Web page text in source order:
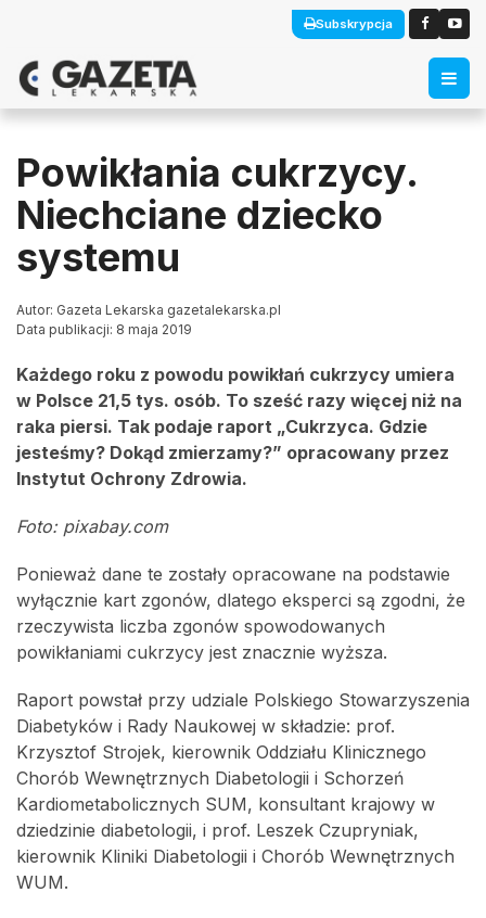
Subskrypcja
Powikłania cukrzycy.
Niechciane dziecko
systemu
Autor: Gazeta Lekarska gazetalekarska.pl
Data publikacji: 8 maja 2019
Każdego roku z powodu powikłań cukrzycy umiera
w Polsce 21,5 tys. osób. To sześć razy więcej niż na
raka piersi. Tak podaje raport „Cukrzyca. Gdzie
jesteśmy? Dokąd zmierzamy?” opracowany przez
Instytut Ochrony Zdrowia.
Foto: pixabay.com
Ponieważ dane te zostały opracowane na podstawie
wyłącznie kart zgonów, dlatego eksperci są zgodni, że
rzeczywista liczba zgonów spowodowanych
powikłaniami cukrzycy jest znacznie wyższa.
Raport powstał przy udziale Polskiego Stowarzyszenia
Diabetyków i Rady Naukowej w składzie: prof.
Krzysztof Strojek, kierownik Oddziału Klinicznego
Chorób Wewnętrznych Diabetologii i Schorzeń
Kardiometabolicznych SUM, konsultant krajowy w
dziedzinie diabetologii, i prof. Leszek Czupryniak,
kierownik Kliniki Diabetologii i Chorób Wewnętrznych
WUM.